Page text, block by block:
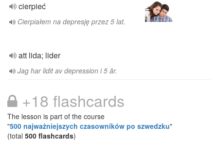
cierpieć
Cierpiałem na depresję przez 5 lat.
att lida; lider
Jag har lidit av depression i 5 år.
+18 flashcards
The lesson is part of the course
"500 najważniejszych czasowników po szwedzku"
(total 500 flashcards)